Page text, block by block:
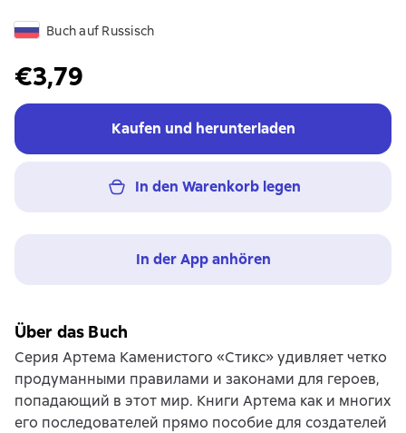
Buch auf Russisch
€3,79
Kaufen und herunterladen
In den Warenkorb legen
In der App anhören
Über das Buch
Серия Артема Каменистого «Стикс» удивляет четко
продуманными правилами и законами для героев,
попадающий в этот мир. Книги Артема как и многих
его последователей прямо пособие для создателей